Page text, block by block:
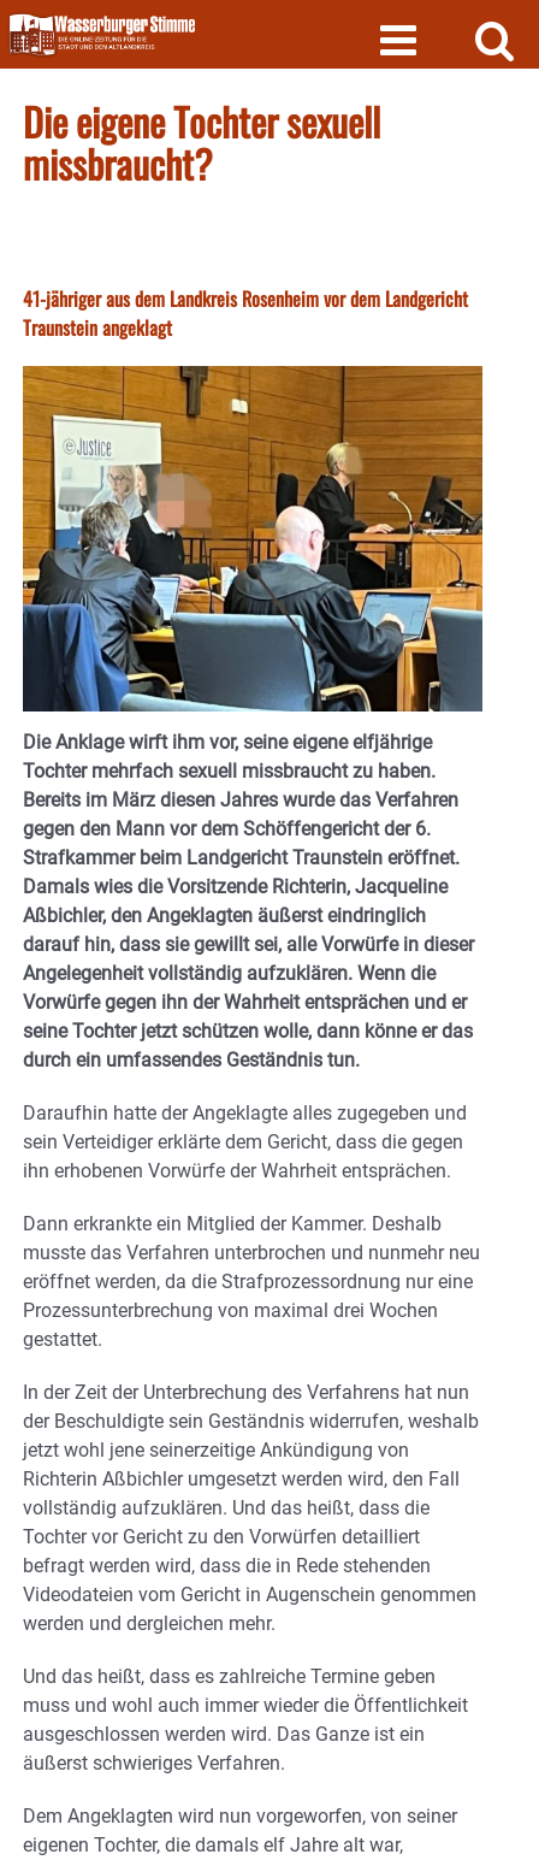
Skip
to
content
Die eigene Tochter sexuell
missbraucht?
41-jähriger aus dem Landkreis Rosenheim vor dem Landgericht
Traunstein angeklagt
Die Anklage wirft ihm vor, seine eigene elfjährige
Tochter mehrfach sexuell missbraucht zu haben.
Bereits im März diesen Jahres wurde das Verfahren
gegen den Mann vor dem Schöffengericht der 6.
Strafkammer beim Landgericht Traunstein eröffnet.
Damals wies die Vorsitzende Richterin, Jacqueline
Aßbichler, den Angeklagten äußerst eindringlich
darauf hin, dass sie gewillt sei, alle Vorwürfe in dieser
Angelegenheit vollständig aufzuklären. Wenn die
Vorwürfe gegen ihn der Wahrheit entsprächen und er
seine Tochter jetzt schützen wolle, dann könne er das
durch ein umfassendes Geständnis tun.
Daraufhin hatte der Angeklagte alles zugegeben und
sein Verteidiger erklärte dem Gericht, dass die gegen
ihn erhobenen Vorwürfe der Wahrheit entsprächen.
Dann erkrankte ein Mitglied der Kammer. Deshalb
musste das Verfahren unterbrochen und nunmehr neu
eröffnet werden, da die Strafprozessordnung nur eine
Prozessunterbrechung von maximal drei Wochen
gestattet.
In der Zeit der Unterbrechung des Verfahrens hat nun
der Beschuldigte sein Geständnis widerrufen, weshalb
jetzt wohl jene seinerzeitige Ankündigung von
Richterin Aßbichler umgesetzt werden wird, den Fall
vollständig aufzuklären. Und das heißt, dass die
Tochter vor Gericht zu den Vorwürfen detailliert
befragt werden wird, dass die in Rede stehenden
Videodateien vom Gericht in Augenschein genommen
werden und dergleichen mehr.
Und das heißt, dass es zahlreiche Termine geben
muss und wohl auch immer wieder die Öffentlichkeit
ausgeschlossen werden wird. Das Ganze ist ein
äußerst schwieriges Verfahren.
Dem Angeklagten wird nun vorgeworfen, von seiner
eigenen Tochter, die damals elf Jahre alt war,